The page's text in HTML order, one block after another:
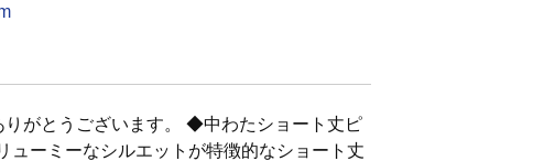
りがとうございます。 ◆中わたショート丈ピ
ューミーなシルエットが特徴的なショート丈